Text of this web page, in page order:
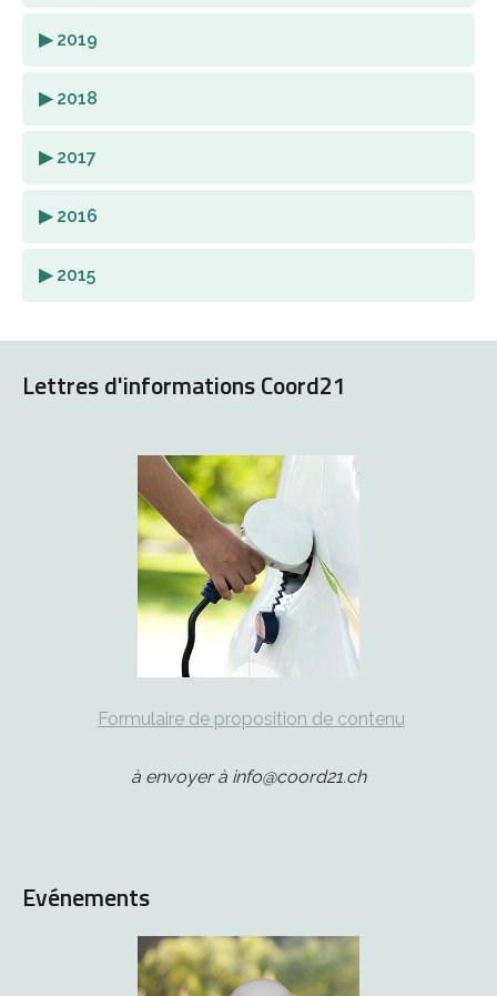
▶ 2019
▶ 2018
▶ 2017
▶ 2016
▶ 2015
Lettres d'informations Coord21
Formulaire de proposition de contenu
à envoyer à info@coord21.ch
Evénements